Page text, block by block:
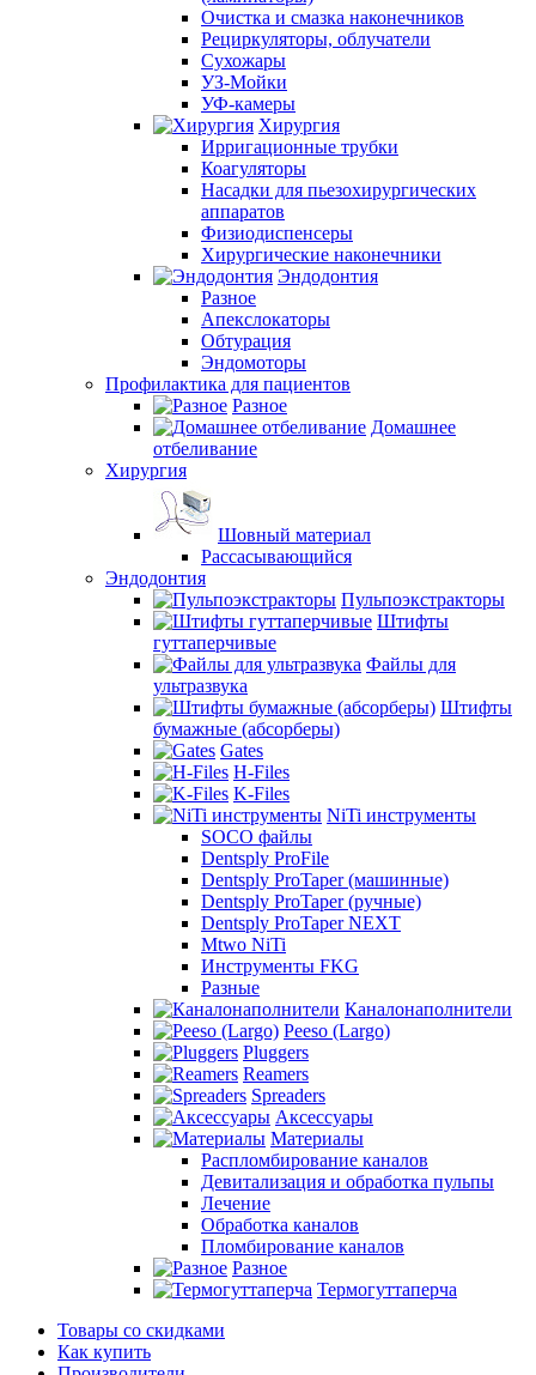
Очистка и смазка наконечников
Рециркуляторы, облучатели
Сухожары
УЗ-Мойки
УФ-камеры
Хирургия
Ирригационные трубки
Коагуляторы
Насадки для пьезохирургических
аппаратов
Физиодиспенсеры
Хирургические наконечники
Эндодонтия
Разное
Апекслокаторы
Обтурация
Эндомоторы
Профилактика для пациентов
Разное
Домашнее
отбеливание
Хирургия
Шовный материал
Рассасывающийся
Эндодонтия
Пульпоэкстракторы
Штифты
гуттаперчивые
Файлы для
ультразвука
Штифты
бумажные (абсорберы)
Gates
H-Files
K-Files
NiTi инструменты
SOCO файлы
Dentsply ProFile
Dentsply ProTaper (машинные)
Dentsply ProTaper (ручные)
Dentsply ProTaper NEXT
Mtwo NiTi
Инструменты FKG
Разные
Каналонаполнители
Peeso (Largo)
Pluggers
Reamers
Spreaders
Аксессуары
Материалы
Распломбирование каналов
Девитализация и обработка пульпы
Лечение
Обработка каналов
Пломбирование каналов
Разное
Термогуттаперча
Товары со скидками
Как купить